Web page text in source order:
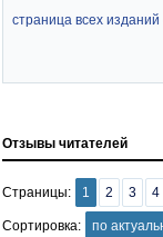
страница всех
Отзывы читателей
Страницы: 1 2 3 4
Сортировка: по